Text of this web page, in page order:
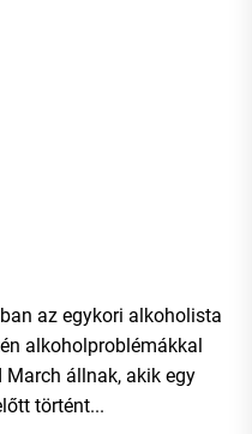
az egykori alkoholista
alkoholproblémákkal
állnak, akik egy
történt...